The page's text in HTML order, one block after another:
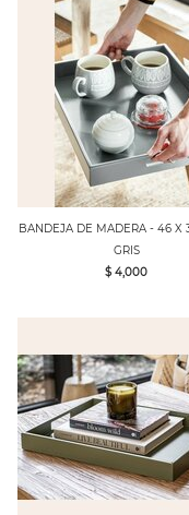
BANDEJA DE MADERA - 46 X
GRIS
$ 4,000